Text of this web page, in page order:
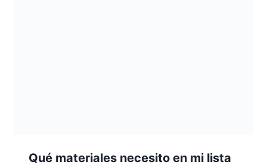
Qué materiales necesito en mi lista